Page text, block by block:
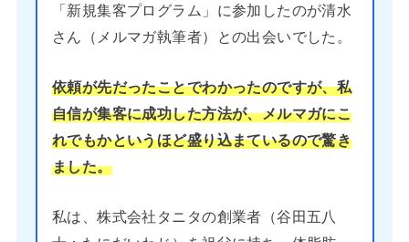
「新規集客プログラム」に参加したのが清水
さん（メルマガ執筆者）との出会いでした。
依頼が先だったことでわかったのですが、私
自信が集客に成功した方法が、メルマガにこ
れでもかというほど盛り込まているので驚き
ました。
私は、株式会社タニタの創業者（谷田五八